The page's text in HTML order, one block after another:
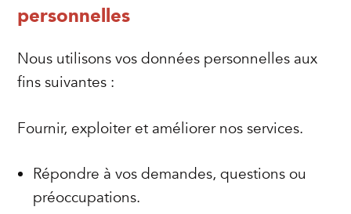
personnelles
Nous utilisons vos données personnelles aux
fins suivantes :
Fournir, exploiter et améliorer nos services.
Répondre à vos demandes, questions ou
préoccupations.